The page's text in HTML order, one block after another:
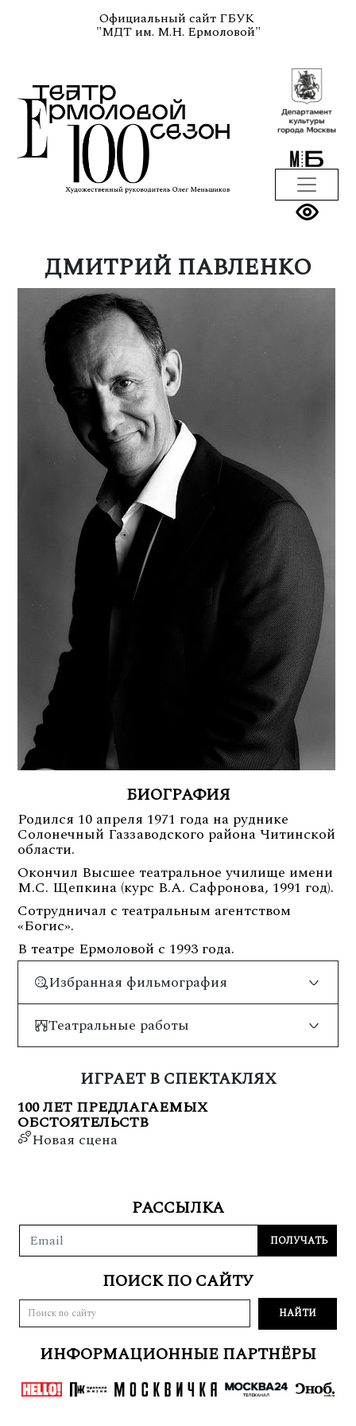
Официальный сайт ГБУК
"МДТ им. М.Н. Ермоловой"
ДМИТРИЙ ПАВЛЕНКО
БИОГРАФИЯ
Родился 10 апреля 1971 года на руднике
Солонечный Газзаводского района Читинской
области.
Окончил Высшее театральное училище имени
М.С. Щепкина (курс В.А. Сафронова, 1991 год).
Сотрудничал с театральным агентством
«Богис».
В театре Ермоловой с 1993 года.
Избранная фильмография
Театральные работы
ИГРАЕТ В СПЕКТАКЛЯХ
100 ЛЕТ ПРЕДЛАГАЕМЫХ
ОБСТОЯТЕЛЬСТВ
Новая сцена
РАССЫЛКА
ПОИСК ПО САЙТУ
ИНФОРМАЦИОННЫЕ ПАРТНЁРЫ